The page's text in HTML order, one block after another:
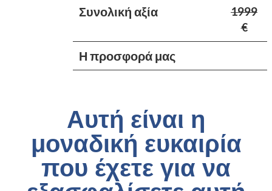
Συνολική αξία
1999
€
Η προσφορά μας
Αυτή είναι η
μοναδική ευκαιρία
που έχετε για να